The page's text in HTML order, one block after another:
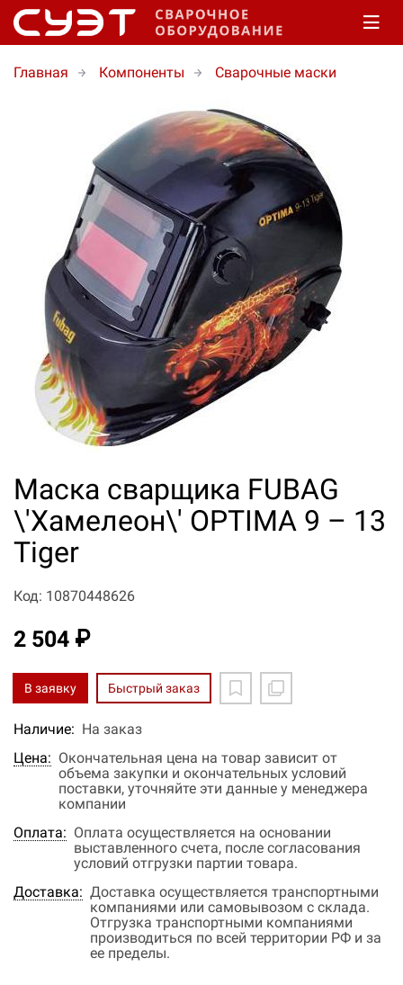
Главная Компоненты Сварочные маски
Маска сварщика FUBAG
\'Хамелеон\' OPTIMA 9 – 13
Tiger
Код: 10870448626
2 504 ₽
В заявку Быстрый заказ
Наличие: На заказ
Цена: Окончательная цена на товар зависит от
объема закупки и окончательных условий
поставки, уточняйте эти данные у менеджера
компании
Оплата: Оплата осуществляется на основании
выставленного счета, после согласования
условий отгрузки партии товара.
Доставка: Доставка осуществляется транспортными
компаниями или самовывозом с склада.
Отгрузка транспортными компаниями
производиться по всей территории РФ и за
ее пределы.